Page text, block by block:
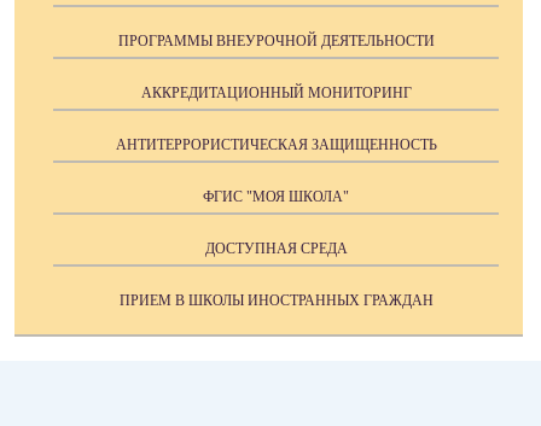
ПРОГРАММЫ ВНЕУРОЧНОЙ ДЕЯТЕЛЬНОСТИ
АККРЕДИТАЦИОННЫЙ МОНИТОРИНГ
АНТИТЕРРОРИСТИЧЕСКАЯ ЗАЩИЩЕННОСТЬ
ФГИС "МОЯ ШКОЛА"
ДОСТУПНАЯ СРЕДА
ПРИЕМ В ШКОЛЫ ИНОСТРАННЫХ ГРАЖДАН